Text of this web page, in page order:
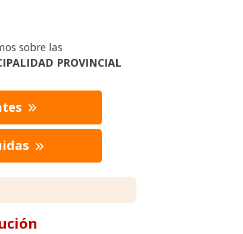
sobre las
PROVINCIAL